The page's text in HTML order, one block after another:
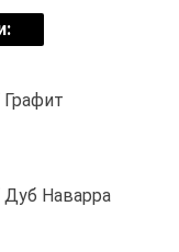
Графит
Дуб Наварра